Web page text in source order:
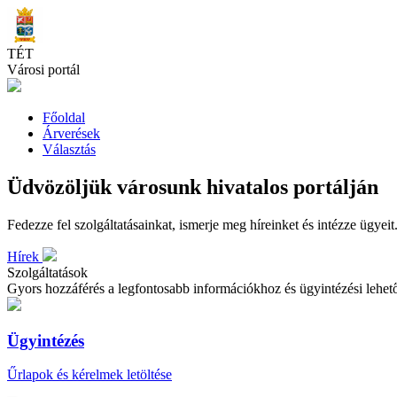
Skip
to
main
content
TÉT
Városi portál
Főoldal
Árverések
Választás
Üdvözöljük városunk hivatalos portálján
Fedezze fel szolgáltatásainkat, ismerje meg híreinket és intézze ügyeit.
Hírek
Szolgáltatások
Gyors hozzáférés a legfontosabb információkhoz és ügyintézési
Ügyintézés
Űrlapok és kérelmek letöltése